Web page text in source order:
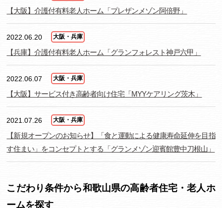
【大阪】介護付有料老人ホーム「プレザンメゾン阿倍野」
2022.06.20 大阪・兵庫
【兵庫】介護付有料老人ホーム「グランフォレスト神戸六甲」
2022.06.07 大阪・兵庫
【大阪】サービス付き高齢者向け住宅「MYYケアリング茨木」
2021.07.26 大阪・兵庫
【新規オープンのお知らせ】「食と運動による健康寿命延伸を目指
す住まい」をコンセプトとする「グランメゾン迎賓館豊中刀根山」
こだわり条件から和歌山県の高齢者住宅・老人ホ
ームを探す